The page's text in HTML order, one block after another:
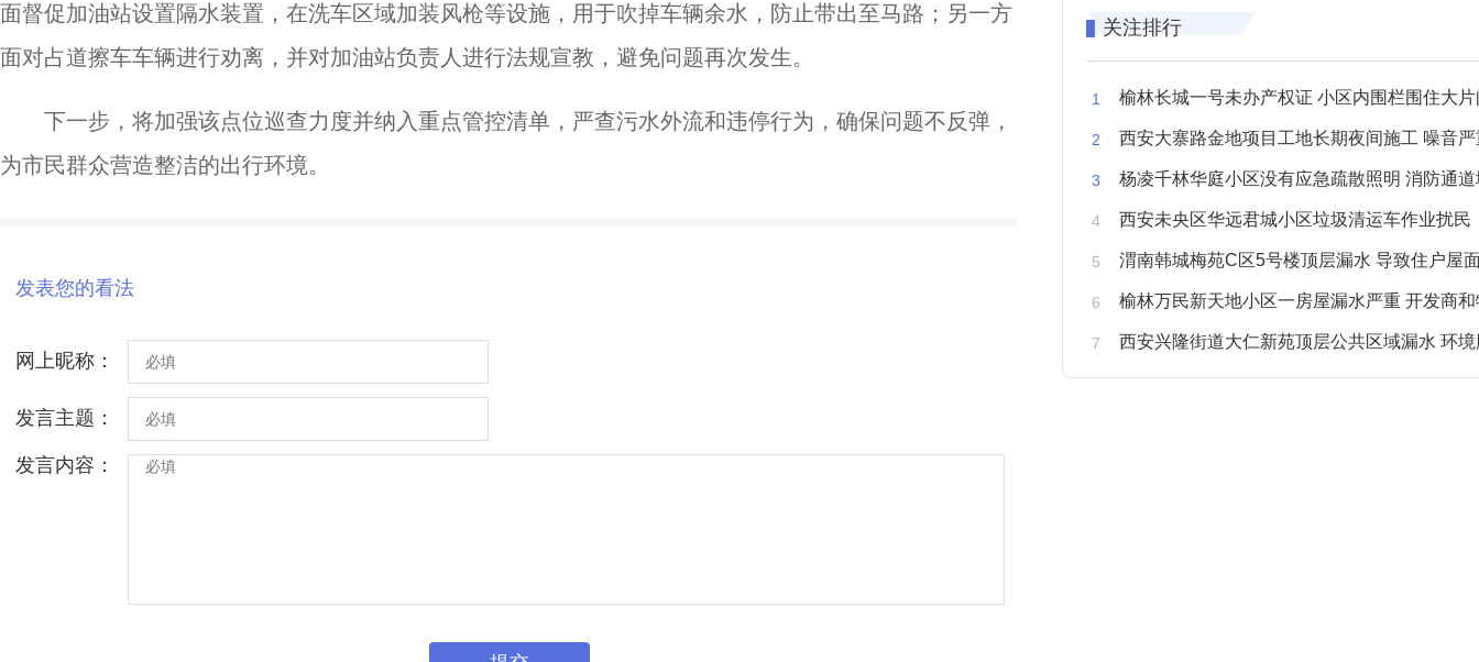
面督促加油站设置隔水装置，在洗车区域加装风枪等设施，用于吹掉车辆余水，防止带出至马路；另一方
面对占道擦车车辆进行劝离，并对加油站负责人进行法规宣教，避免问题再次发生。
下一步，将加强该点位巡查力度并纳入重点管控清单，严查污水外流和违停行为，确保问题不反弹，
为市民群众营造整洁的出行环境。
发表您的看法
网上昵称：
发言主题：
发言内容：
关注排行
榆林长城一号未办产权证 小区内围栏围住大片闲置
西安大寨路金地项目工地长期夜间施工 噪音严重
杨凌千林华庭小区没有应急疏散照明 消防通
西安未央区华远君城小区垃圾清运车作业扰民
渭南韩城梅苑C区5号楼顶层漏水 导致住户屋面被
榆林万民新天地小区一房屋漏水严重 开发商和物业不予
西安兴隆街道大仁新苑顶层公共区域漏水 环